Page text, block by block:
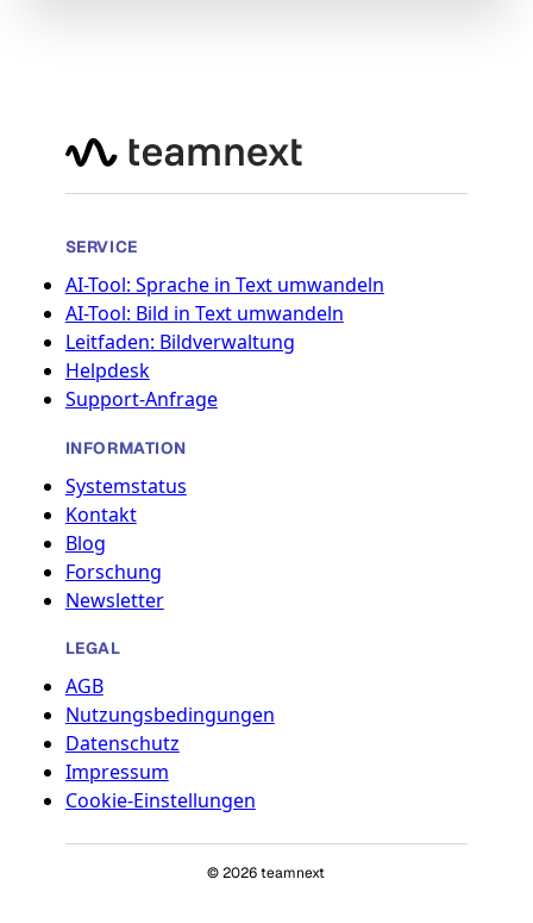
SERVICE
AI-Tool: Sprache in Text umwandeln
AI-Tool: Bild in Text umwandeln
Leitfaden: Bildverwaltung
Helpdesk
Support-Anfrage
INFORMATION
Systemstatus
Kontakt
Blog
Forschung
Newsletter
LEGAL
AGB
Nutzungsbedingungen
Datenschutz
Impressum
Cookie-Einstellungen
© 2026 teamnext